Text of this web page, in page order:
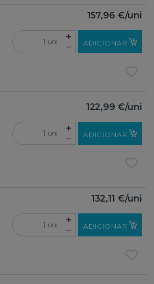
157,96 €/uni
uni ADICIONAR
122,99 €/uni
uni ADICIONAR
132,11 €/uni
uni ADICIONAR